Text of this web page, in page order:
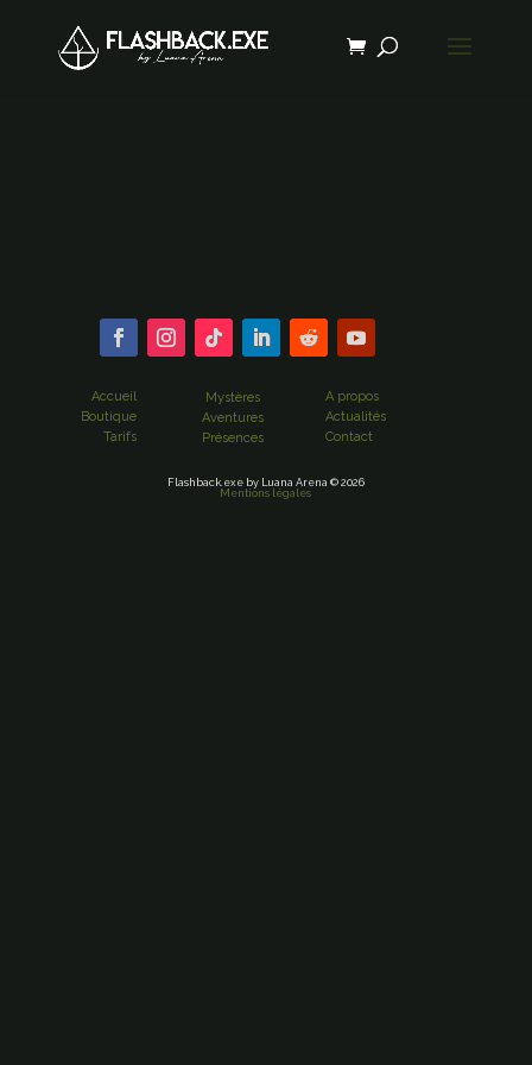
Accueil
Boutique
Tarifs
Mystères
Aventures
Présences
A propos
Actualités
Contact
Flashback.exe by Luana Arena © 2026
Mentions légales